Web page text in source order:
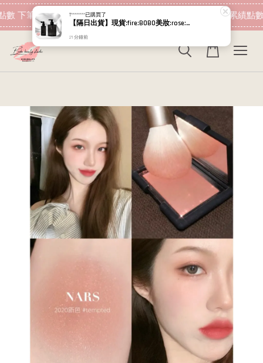
下筆消費即可折抵 現在去購物！ 加入會員 消費即可累績點數
T********已購買了
【隔日出貨】現貨:fire:BOBO美妝:rose:專櫃貨 RELOVE 黑泌肽豐盈洗髮精450ml 黑泌肽養髮液 100ml 12%
21 分鐘前